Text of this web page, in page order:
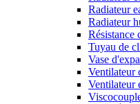
Radiateur
Radiateur
Résistance
Tuyau de
Vase
Ventilateur
Ventilateur